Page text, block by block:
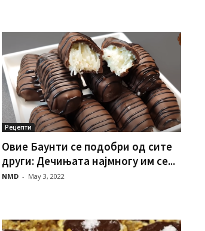
Рецепти
Овие Баунти се подобри од сите
други: Дечињата најмногу им се...
NMD - May 3, 2022